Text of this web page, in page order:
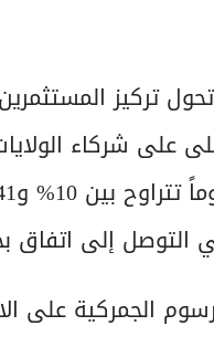
تركيز
على شركاء
التوصل إلى اتفاق
الجمركية على